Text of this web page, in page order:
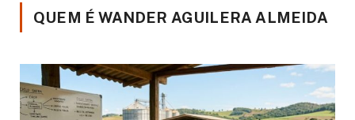
QUEM É WANDER AGUILERA ALMEIDA